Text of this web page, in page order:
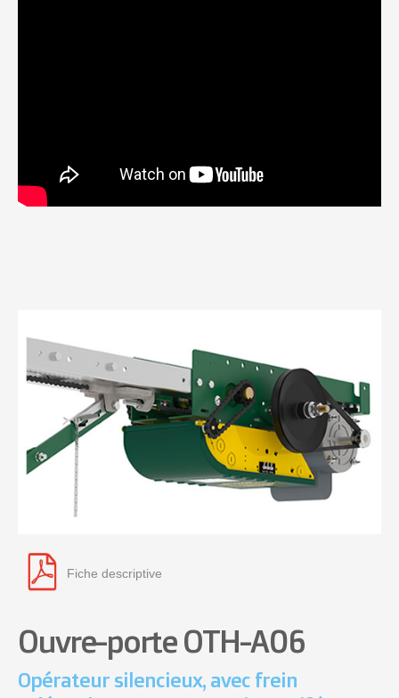
Fiche descriptive
Ouvre-porte OTH-A06
Opérateur silencieux, avec frein